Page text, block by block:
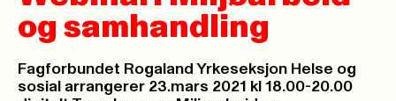
og samhandling
Fagforbundet Rogaland Yrkeseksjon Helse og
sosial arrangerer 23.mars 2021 kl 18.00-20.00